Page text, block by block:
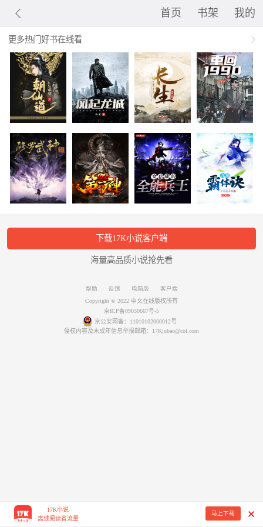
首页 书架 我的
更多热门好书在线看
下载17K小说客户端
海量高品质小说抢先看
帮助 反馈 电脑版
客户端
Copyright © 2022 中文在线版权所有
京ICP备09030667号-5
京公安网备：11010102000012号
侵权内容及未成年信息举报邮箱：17Kjubao@col.com
17K小说
离线阅读省流量
马上下载